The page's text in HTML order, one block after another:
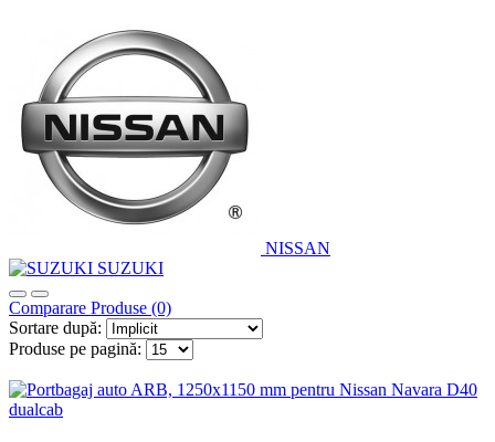
NISSAN
SUZUKI
Comparare Produse (0)
Sortare după:
Produse pe pagină: